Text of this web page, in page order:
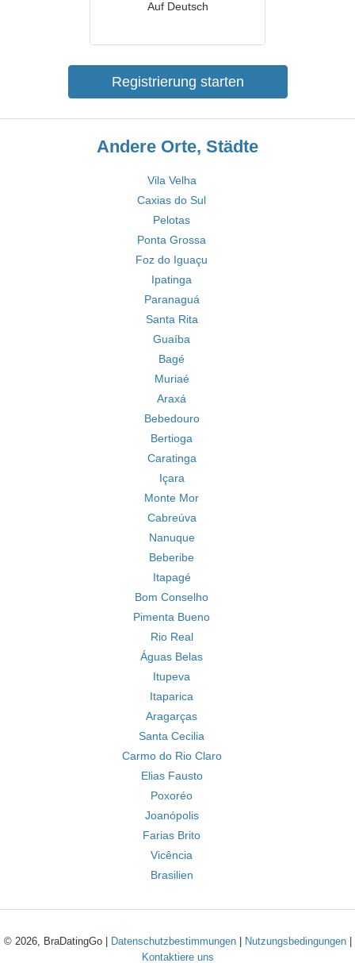
Auf Deutsch
Registrierung starten
Andere Orte, Städte
Vila Velha
Caxias do Sul
Pelotas
Ponta Grossa
Foz do Iguaçu
Ipatinga
Paranaguá
Santa Rita
Guaíba
Bagé
Muriaé
Araxá
Bebedouro
Bertioga
Caratinga
Içara
Monte Mor
Cabreúva
Nanuque
Beberibe
Itapagé
Bom Conselho
Pimenta Bueno
Rio Real
Águas Belas
Itupeva
Itaparica
Aragarças
Santa Cecilia
Carmo do Rio Claro
Elias Fausto
Poxoréo
Joanópolis
Farias Brito
Vicência
Brasilien
© 2026, BraDatingGo | Datenschutzbestimmungen| Nutzungsbedingungen|
Kontaktiere uns